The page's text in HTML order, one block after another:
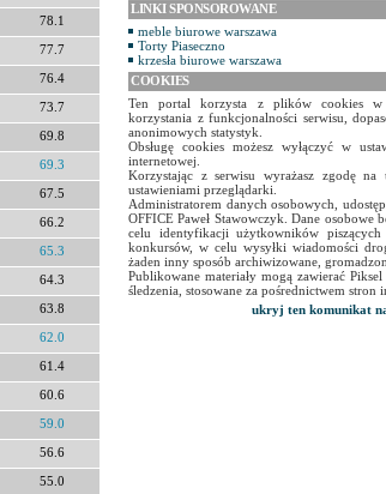
78.1
77.7
76.4
73.7
69.8
69.3
67.5
66.2
65.3
64.3
63.8
62.0
61.4
60.6
59.0
56.6
55.0
LINKI SPONSOROWANE
meble biurowe warszawa
Torty Piaseczno
krzesła biurowe warszawa
COOKIES
Ten portal korzysta z plików cookies w
korzystania z funkcjonalności serwisu,
anonimowych statystyk.
Obsługę cookies możesz wyłączyć w
internetowej.
Korzystając z serwisu wyrażasz zgodę
ustawieniami przeglądarki.
Administratorem danych osobowych,
OFFICE Paweł Stawowczyk. Dane osobowe
celu identyfikacji użytkowników piszących
konkursów, w celu wysyłki wiadomości
żaden inny sposób archiwizowane,
Publikowane materiały mogą zawierać
śledzenia, stosowane za pośrednictwem stron
ukryj ten komunikat na